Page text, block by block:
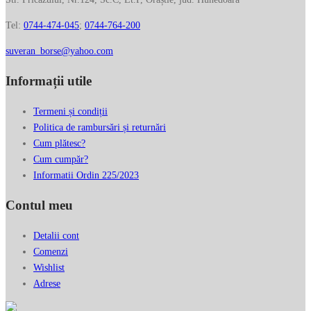
Tel: 0744-474-045; 0744-764-200
suveran_borse@yahoo.com
Informații utile
Termeni și condiții
Politica de rambursări și returnări
Cum plătesc?
Cum cumpăr?
Informatii Ordin 225/2023
Contul meu
Detalii cont
Comenzi
Wishlist
Adrese